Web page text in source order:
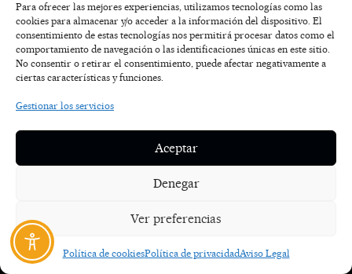
Para ofrecer las mejores experiencias, utilizamos tecnologías como las
cookies para almacenar y/o acceder a la información del dispositivo. El
consentimiento de estas tecnologías nos permitirá procesar datos como el
comportamiento de navegación o las identificaciones únicas en este sitio.
No consentir o retirar el consentimiento, puede afectar negativamente a
ciertas características y funciones.
Gestionar los servicios
Aceptar
Denegar
Ver preferencias
Política de cookiesPolítica de privacidadAviso Legal
materiales
de
época
bajoimperial.
a
c
e
b
o
-
n
s
a
g
m
-
i
o
u
i
o
AVISO
POLÍTICA DE